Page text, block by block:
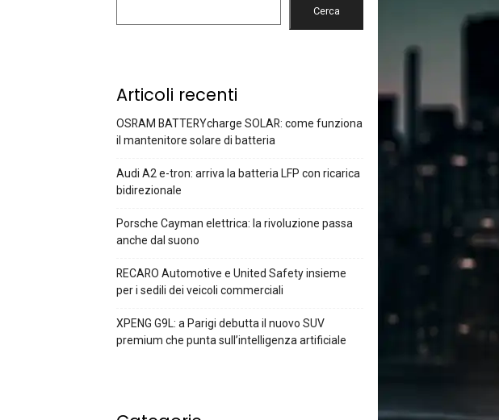
Cerca
Articoli recenti
OSRAM BATTERYcharge SOLAR: come funziona
il mantenitore solare di batteria
Audi A2 e-tron: arriva la batteria LFP con ricarica
bidirezionale
Porsche Cayman elettrica: la rivoluzione passa
anche dal suono
RECARO Automotive e United Safety insieme
per i sedili dei veicoli commerciali
XPENG G9L: a Parigi debutta il nuovo SUV
premium che punta sull’intelligenza artificiale